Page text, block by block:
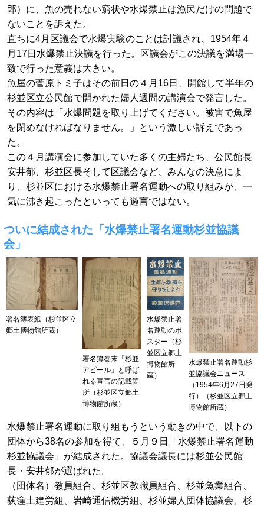
郎）に、魚の売れない窮状や水爆禁止は漁民だけの問題で
ないことを訴えた。
直ちに4月区議会で水爆実験のことは討議され、1954年４
月17日水爆禁止決議を行った。区議会がこの決議を満場一
致で行った意義は大きい。
魚屋の菅原トミ子はその前日の４月16日、開館して半年の
杉並区立公民館で開かれた婦人週間の講演会で発言した。
その内容は「水爆問題を取り上げてください。被害で魚屋
を閉めなければなりません。」という激しい訴えであっ
た。
この４月講演会に参加していた多くの主婦たち、公民館長
安井郁、杉並区長そして区議会など、みんなの決意によ
り、杉並区における水爆禁止署名運動への取り組みが、一
気に沸き起こったといっても過言ではない。
ついに結成された「水爆禁止署名運動杉並協議
会」
水爆禁止署名運動に取り組もうという動きの中で、以下の
団体から38名の参加を得て、５月９日「水爆禁止署名運動
杉並協議会」が結成された。協議会議長には杉並公民館
長・安井郁が選ばれた。
（団体名）教員組合、杉並区教職員組合、杉並魚業組合、
荻窪土建労組、岩崎通信機労組、杉並婦人団体協議会、杉
署名簿表紙（杉並区立
郷土博物館所蔵）
署名簿巻末「杉並
アピール」と呼ば
れる宣言の記載箇
所（杉並区立郷土
博物館所蔵）
水爆禁止署
名運動のポ
スター（杉
並区立郷土
博物館所
蔵）
水爆禁止署名運動杉
並協議会ニュース
（1954年6月27日発
行）（杉並区立郷土
博物館所蔵）